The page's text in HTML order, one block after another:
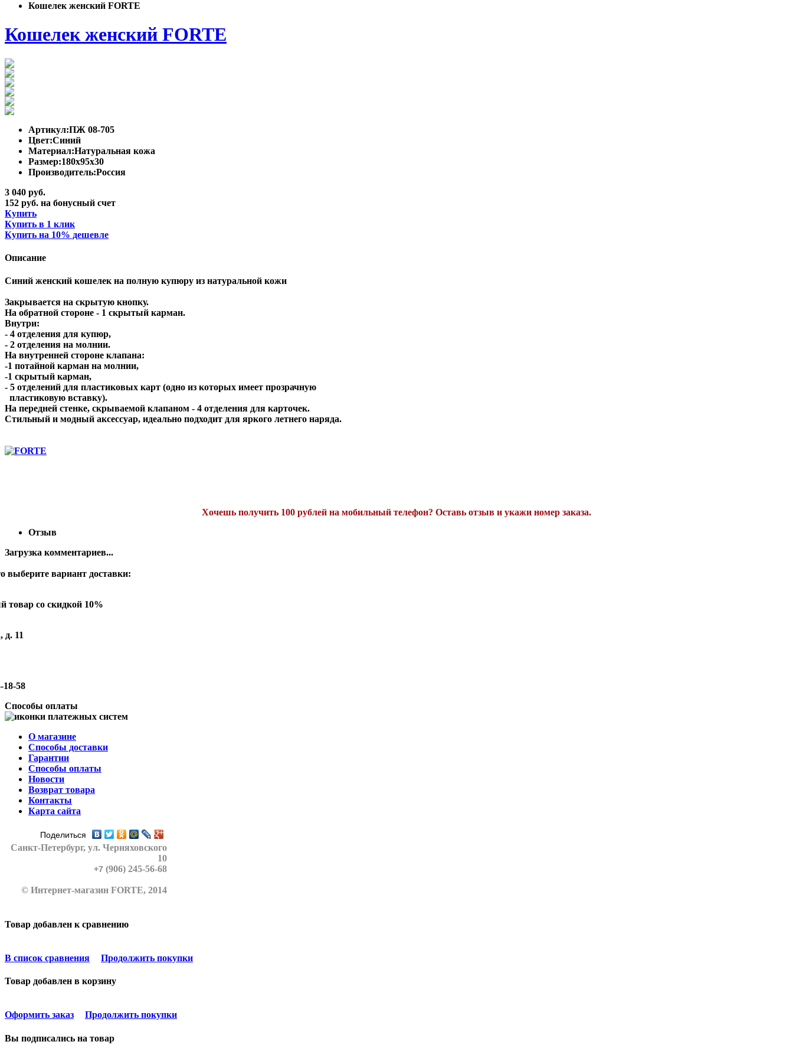
Кошелек женский FORTE
Кошелек женский FORTE
Артикул:ПЖ 08-705
Цвет:Синий
Материал:Натуральная кожа
Размер:180х95х30
Производитель:Россия
3 040 руб.
152 руб. на бонусный счет
Купить
Купить в 1 клик
Купить на 10% дешевле
Описание
Синий женский кошелек на полную купюру из натуральной кожи
Закрывается на скрытую кнопку.
На обратной стороне - 1 скрытый карман.
Внутри:
- 4 отделения для купюр,
- 2 отделения на молнии.
На внутренней стороне клапана:
-1 потайной карман на молнии,
-1 скрытый карман,
- 5 отделений для пластиковых карт (одно из которых имеет прозрачную
пластиковую вставку).
На передней стенке, скрываемой клапаном - 4 отделения для карточек.
Стильный и модный аксессуар, идеально подходит для яркого летнего наряда.
Хочешь получить 100 рублей на мобильный телефон? Оставь отзыв и укажи номер заказа.
Отзыв
Загрузка комментариев...
выберите вариант доставки:
товар со скидкой 10%
д. 11
18-58
Способы оплаты
О магазине
Способы доставки
Гарантии
Способы оплаты
Новости
Возврат товара
Контакты
Карта сайта
Поделиться
Санкт-Петербург, ул. Черняховского
10
+7 (906) 245-56-68
© Интернет-магазин FORTE, 2014
Товар добавлен к сравнению
В список сравнения Продолжить покупки
Товар добавлен в корзину
Оформить заказ Продолжить покупки
Вы подписались на товар